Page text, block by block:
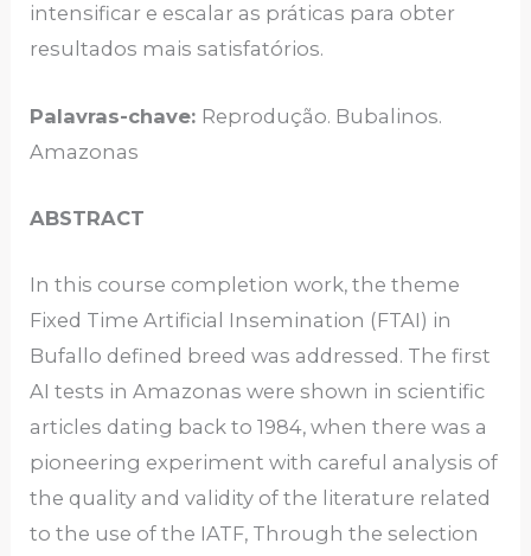
intensificar e escalar as práticas para obter
resultados mais satisfatórios.
Palavras-chave: Reprodução. Bubalinos.
Amazonas
ABSTRACT
In this course completion work, the theme
Fixed Time Artificial Insemination (FTAI) in
Bufallo defined breed was addressed. The first
AI tests in Amazonas were shown in scientific
articles dating back to 1984, when there was a
pioneering experiment with careful analysis of
the quality and validity of the literature related
to the use of the IATF, Through the selection